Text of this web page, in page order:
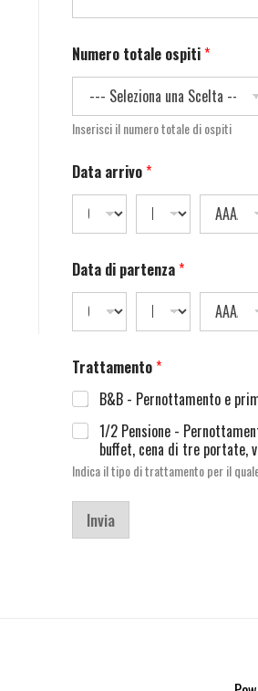
Numero totale ospiti*
Inserisci il numero totale di ospiti
Data arrivo*
Data di partenza*
Trattamento*
B&B - Pernottamento e
1/2 Pensione -
buffet, cena di tre portate,
Indica il tipo di trattamento per il
Invia